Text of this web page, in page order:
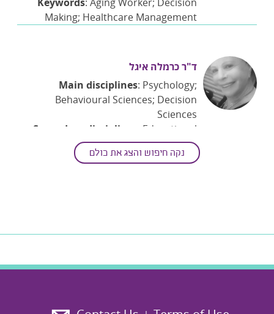
Making; Healthcare Management
ד"ר כרמלה איגל
Main disciplines: Psychology;
Behavioural Sciences; Decision
Sciences
Secondary disciplines
: Educational
Psychology
Occupational Health Psychology
נקה חיפוש והצג את כולם